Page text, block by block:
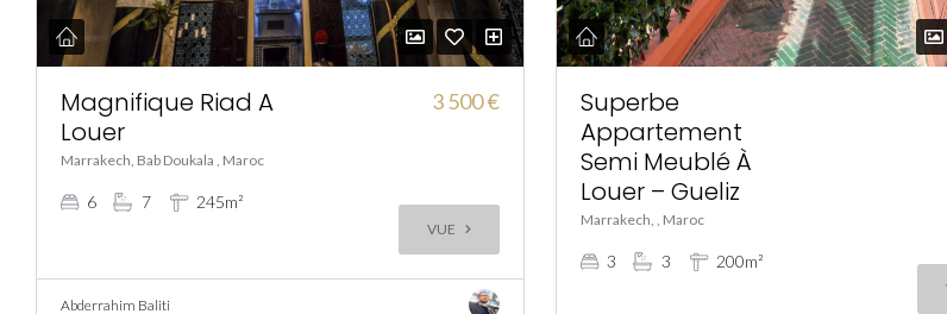
Magnifique Riad A
Louer
Marrakech, Bab Doukala , Maroc
3 500 €
6 7 245m²
VUE
Abderrahim Baliti
Superbe
Appartement
Semi Meublé À
Louer – Gueliz
Marrakech, , Maroc
3 3 200m²